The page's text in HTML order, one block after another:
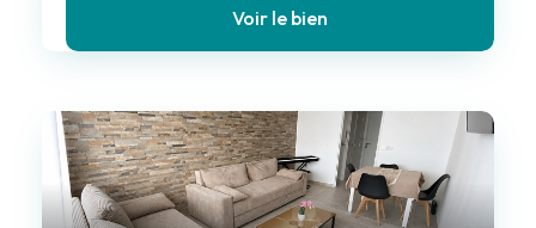
Voir le bien